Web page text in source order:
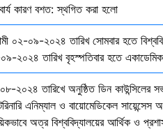
কারণ বশত: স্থগিত করা হলো
০২-০৯-২০২৪ তারিখ সোমবার হতে
২০২৪ তারিখ বৃহস্পতিবার হতে
২০২৪ তারিখে অনুষ্ঠিত ডিন কাউন্সিলের
এনিম্যাল ও বায়োমেডিকেল
অত্র বিশ্ববিদ্যালয়ের আর্থিক ও